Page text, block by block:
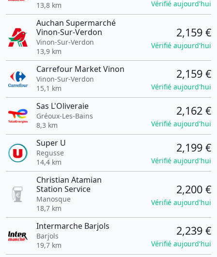
13,8 km
Vérifié aujourd'hui
Auchan Supermarché
Vinon-Sur-Verdon
Vinon-Sur-Verdon
13,9 km
2,159 €
Vérifié aujourd'hui
Carrefour Market Vinon
Vinon-Sur-Verdon
15,1 km
2,159 €
Vérifié aujourd'hui
Sas L'Oliveraie
Gréoux-Les-Bains
8,3 km
2,162 €
Vérifié aujourd'hui
Super U
Regusse
14,4 km
2,199 €
Vérifié aujourd'hui
Christian Atamian
Station Service
Manosque
18,7 km
2,200 €
Vérifié aujourd'hui
Intermarche Barjols
Barjols
19,7 km
2,239 €
Vérifié aujourd'hui